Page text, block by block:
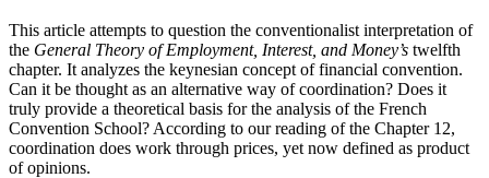
This article attempts to question the conventionalist interpretation of
the General Theory of Employment, Interest, and Money’s twelfth
chapter. It analyzes the keynesian concept of financial convention.
Can it be thought as an alternative way of coordination? Does it
truly provide a theoretical basis for the analysis of the French
Convention School? According to our reading of the Chapter 12,
coordination does work through prices, yet now defined as product
of opinions.